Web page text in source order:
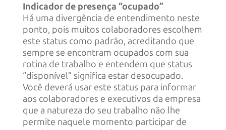
Indicador de presença “ocupado”
Há uma divergência de entendimento neste
ponto, pois muitos colaboradores escolhem
este status como padrão, acreditando que
sempre se encontram ocupados com sua
rotina de trabalho e entendem que status
“disponível” significa estar desocupado.
Você deverá usar este status para informar
aos colaboradores e executivos da empresa
que a natureza do seu trabalho não lhe
permite naquele momento participar de